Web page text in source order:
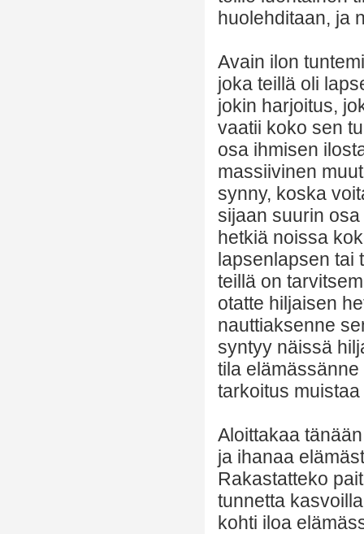
huolehditaan, ja
Avain ilon
joka teillä oli
jokin harjoitus,
vaatii koko sen
osa ihmisen
massiivinen
synny, koska
sijaan suurin
hetkiä noissa
lapsenlapsen tai
teillä on
otatte hiljaisen
nauttiaksenne
syntyy näissä
tila
tarkoitus muistaa
Aloittakaa
ja ihanaa
Rakastatteko
tunnetta
kohti iloa